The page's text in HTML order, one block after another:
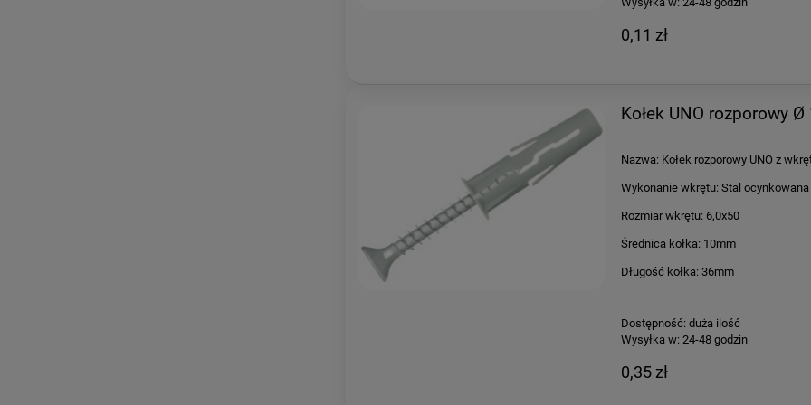
0,11 zł
Kołek UNO rozporowy
Nazwa: Kołek rozporowy UNO z
Wykonanie wkrętu: Stal ocynkowana
Rozmiar wkrętu: 6,0x50
Średnica kołka: 10mm
Długość kołka: 36mm
Dostępność: duża ilość
Wysyłka w: 24-48 godzin
0,35 zł